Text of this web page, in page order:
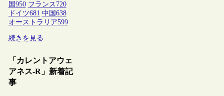
国 950 フランス 720
ドイツ681 中国 638
オーストラリア599
続きを見る
「カレントアウェ
アネス-R」新着記
事